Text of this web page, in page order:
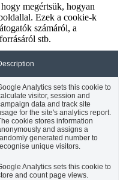
megértsük, hogyan
Ezek a cookie-k
számáról, a
stb.
Analytics sets this cookie to
visitor, session and
data and track site
for the site's analytics report.
cookie stores information
and assigns a
generated number to
unique visitors.
Analytics sets this cookie to
and count page views.